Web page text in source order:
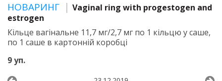
НОВАРИНГ
Vaginal ring with progestogen and
estrogen
Кільце вагінальне 11,7 мг/2,7 мг по 1 кільцю у саше,
по 1 саше в картонній коробці
9 уп.